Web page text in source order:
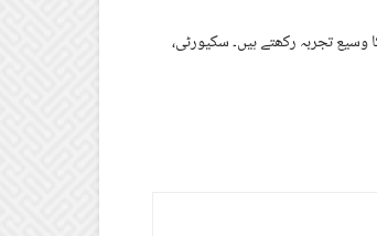
تجربہ رکھتے ہیں۔ سکیورٹی،